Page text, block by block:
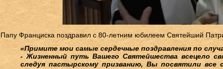
Папу Франциска поздравил с 80-летним юбилеем Святейший
«Примите мои самые сердечные поздравления по
- Жизненный путь Вашего Святейшества всецело
следуя пастырскому призванию, Вы посвятили